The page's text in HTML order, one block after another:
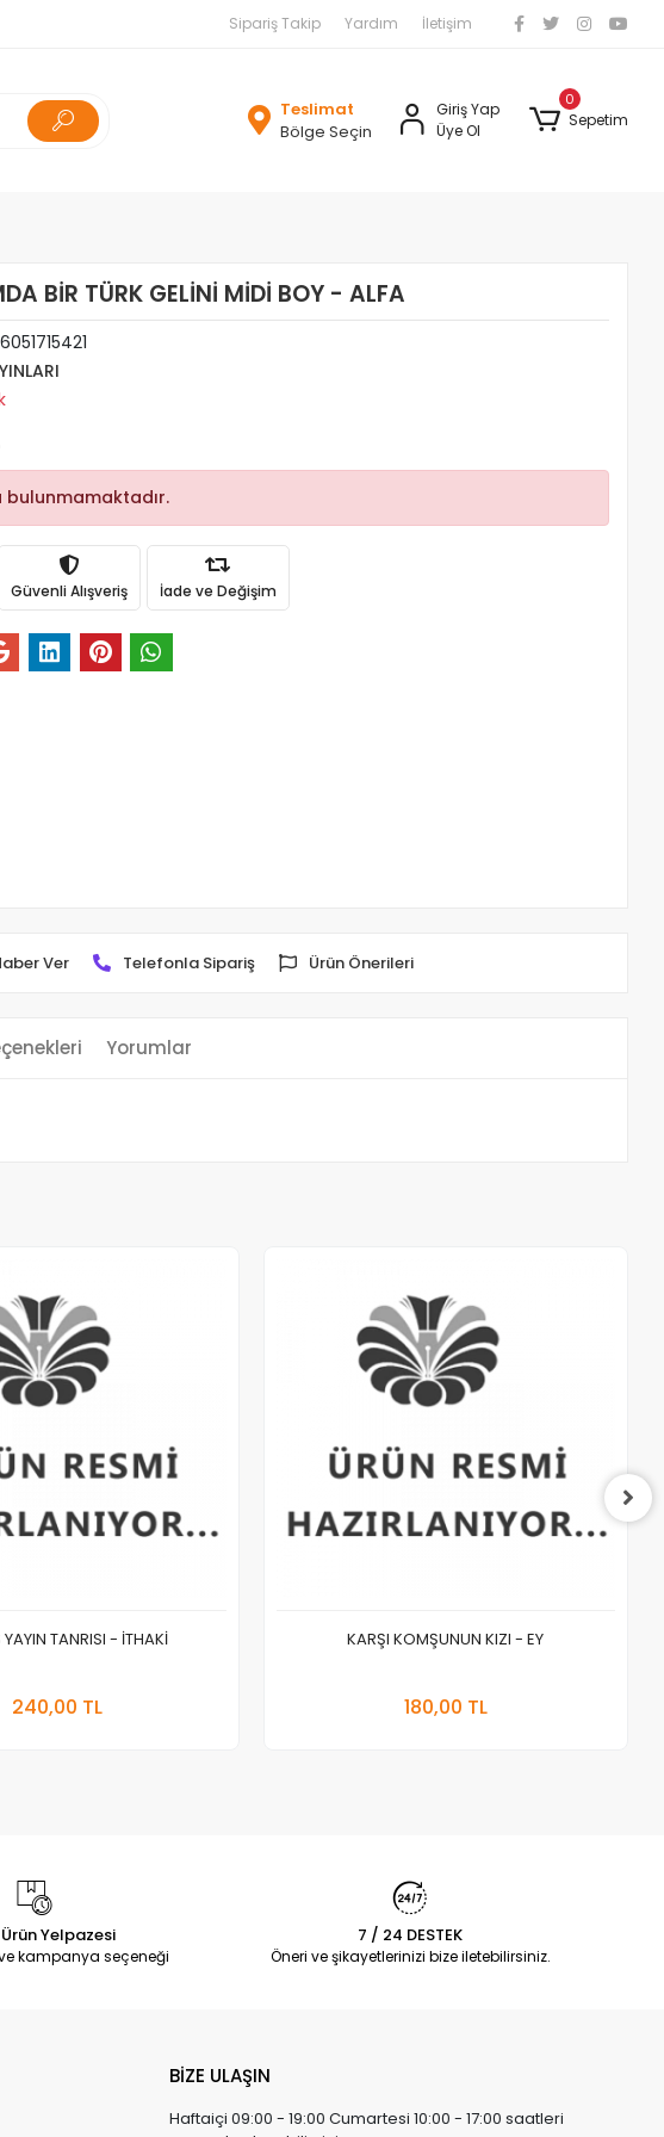
Sipariş Takip Yardım İletişim
Teslimat
Bölge Seçin
Giriş Yap
Üye Ol
0
Sepetim
BİR TÜRK GELİNİ MİDİ BOY - ALFA
bulunmamaktadır.
Güvenli Alışveriş İade ve Değişim
Ver Telefonla Sipariş Ürün Önerileri
Yorumlar
TANRISI - İTHAKİ
240,00 TL
KARŞI KOMŞUNUN KIZI - EY
180,00 TL
Yelpazesi
kampanya seçeneği
7 / 24 DESTEK
Öneri ve şikayetlerinizi bize iletebilirsiniz.
BİZE ULAŞIN
Haftaiçi 09:00 - 19:00 Cumartesi 10:00 - 17:00 saatleri